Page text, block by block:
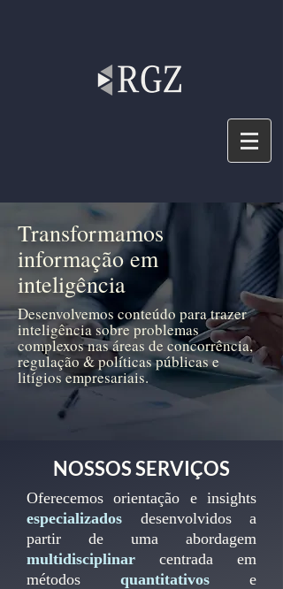
Transformamos
informação em
inteligência
Desenvolvemos conteúdo para trazer
inteligência sobre problemas
complexos nas áreas de concorrência,
regulação & políticas públicas e
litígios empresariais.
NOSSOS SERVIÇOS
Oferecemos orientação e insights
especializados desenvolvidos a
partir de uma abordagem
multidisciplinar
centrada em
métodos quantitativos e